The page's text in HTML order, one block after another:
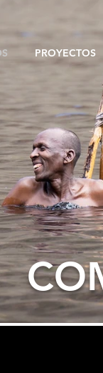
PROYECTOS